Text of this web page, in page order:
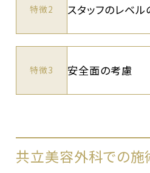
特徴2 スタッフのレベル
特徴3 安全面の考慮
共立美容外科での施